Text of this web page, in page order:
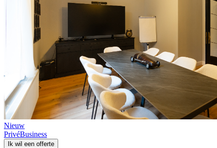
Nieuw
PrivéBusiness
Ik wil een offerte